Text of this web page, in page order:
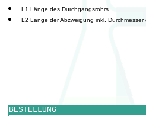
L1 Länge des Durchgangsrohrs
L2 Länge der Abzweigung inkl. Durchmesser
BESTELLUNG